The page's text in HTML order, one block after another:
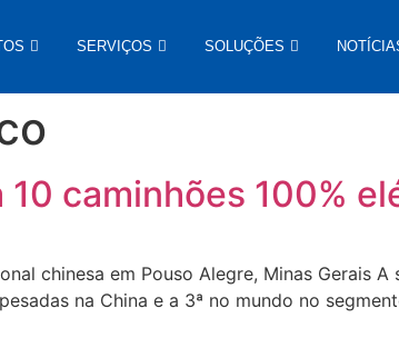
SERVIÇOS SOLUÇÕES
caminhões 100%
chinesa em Pouso Alegre, Minas Gerais
na China e a 3ª no mundo no